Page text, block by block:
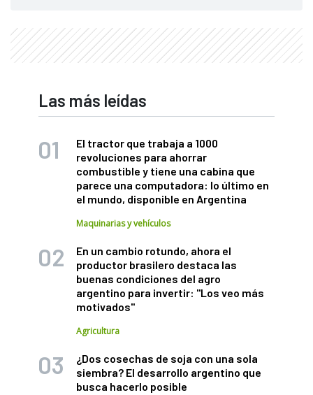
Las más leídas
El tractor que trabaja a 1000
revoluciones para ahorrar
combustible y tiene una cabina que
parece una computadora: lo último en
el mundo, disponible en Argentina
Maquinarias y vehículos
En un cambio rotundo, ahora el
productor brasilero destaca las
buenas condiciones del agro
argentino para invertir: "Los veo más
motivados"
Agricultura
¿Dos cosechas de soja con una sola
siembra? El desarrollo argentino que
busca hacerlo posible